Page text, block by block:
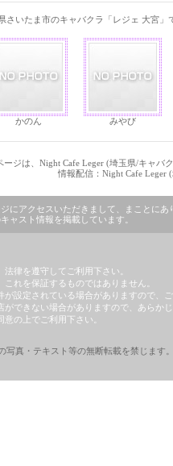
さいたま市のキャバクラ「レジェ 大宮」
かのん みやび
ージは、Night Cafe Leger (埼玉県/キャバ
情報配信：Night Cafe Leger
にアクセスいただきまして、まことにあ
ャスト情報を掲載しています。
律を遵守してご利用下さい。
れを保証するものではありません。
設定されている場合がありますので、ご
できない場合がありますので、あらか
意の上でご利用下さい。
写真・テキスト等の無断転載を禁じます